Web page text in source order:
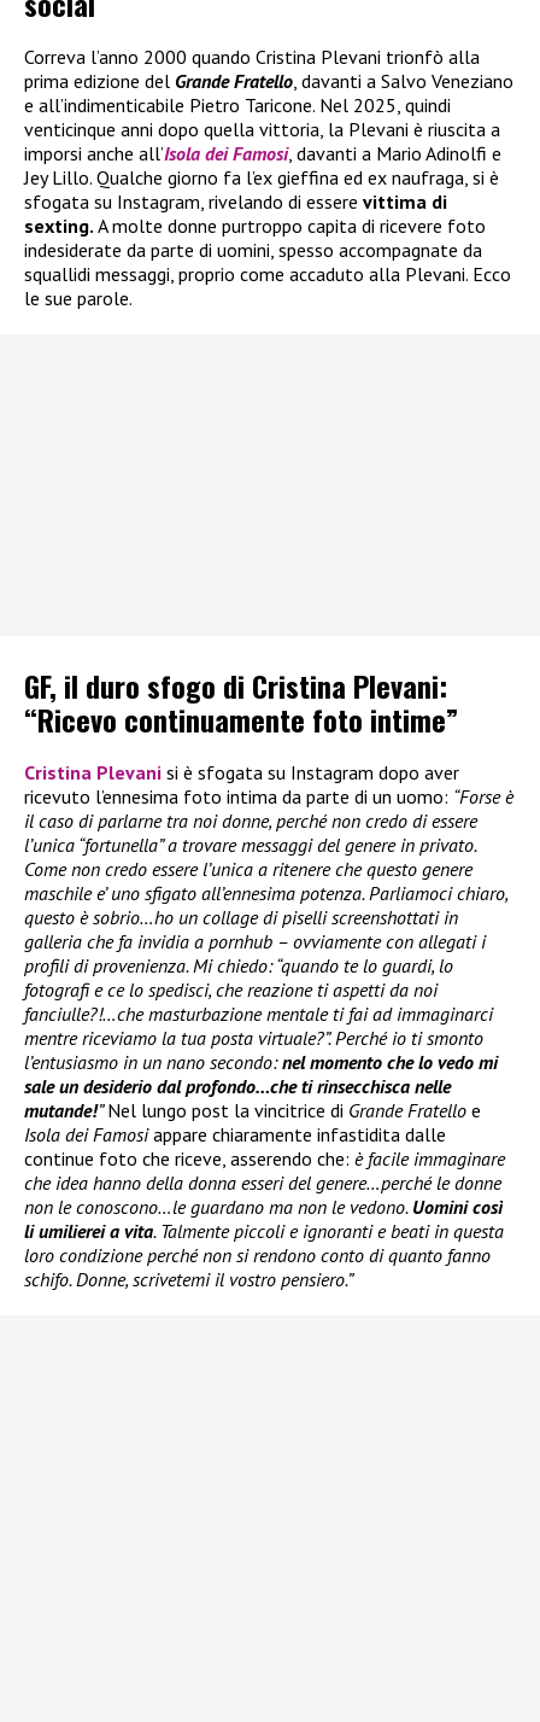
Correva l’anno 2000 quando Cristina Plevani trionfò alla
prima edizione del Grande Fratello, davanti a Salvo Veneziano
e all’indimenticabile Pietro Taricone. Nel 2025, quindi
venticinque anni dopo quella vittoria, la Plevani è riuscita a
imporsi anche all’Isola dei Famosi, davanti a Mario Adinolfi e
Jey Lillo. Qualche giorno fa l’ex gieffina ed ex naufraga, si è
sfogata su Instagram, rivelando di essere vittima di
sexting. A molte donne purtroppo capita di ricevere foto
indesiderate da parte di uomini, spesso accompagnate da
squallidi messaggi, proprio come accaduto alla Plevani. Ecco
le sue parole.
GF, il duro sfogo di Cristina Plevani:
“Ricevo continuamente foto intime”
Cristina Plevani si è sfogata su Instagram dopo aver
ricevuto l’ennesima foto intima da parte di un uomo: “Forse è
il caso di parlarne tra noi donne, perché non credo di essere
l’unica “fortunella” a trovare messaggi del genere in privato.
Come non credo essere l’unica a ritenere che questo genere
maschile e’ uno sfigato all’ennesima potenza. Parliamoci chiaro,
questo è sobrio…ho un collage di piselli screenshottati in
galleria che fa invidia a pornhub – ovviamente con allegati i
profili di provenienza. Mi chiedo: “quando te lo guardi, lo
fotografi e ce lo spedisci, che reazione ti aspetti da noi
fanciulle?!…che masturbazione mentale ti fai ad immaginarci
mentre riceviamo la tua posta virtuale?”. Perché io ti smonto
l’entusiasmo in un nano secondo:nel momento che lo vedo mi
sale un desiderio dal profondo…che ti rinsecchisca nelle
mutande!”Nel lungo post la vincitrice di Grande Fratello e
Isola dei Famosiappare chiaramente infastidita dalle
continue foto che riceve, asserendo che: è facile immaginare
che idea hanno della donna esseri del genere…perché le donne
non le conoscono…le guardano ma non le vedono. Uomini così
li umilierei a vita. Talmente piccoli e ignoranti e beati in questa
loro condizione perché non si rendono conto di quanto fanno
schifo. Donne, scrivetemi il vostro pensiero.”